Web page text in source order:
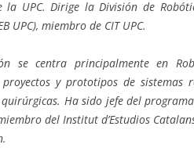
la UPC. Dirige la División de
UPC), miembro de CIT UPC.
se centra principalmente en
y prototipos de sistemas
Ha sido jefe del
del Institut d’Estudios